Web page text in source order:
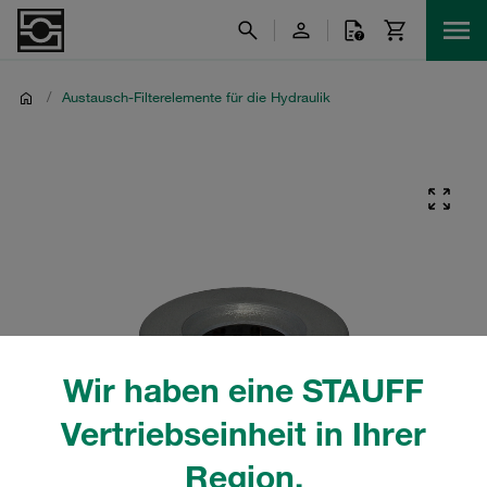
Wir haben eine STAUFF
Vertriebseinheit in Ihrer
Region.
/ Austausch-Filterelemente für die Hydraulik